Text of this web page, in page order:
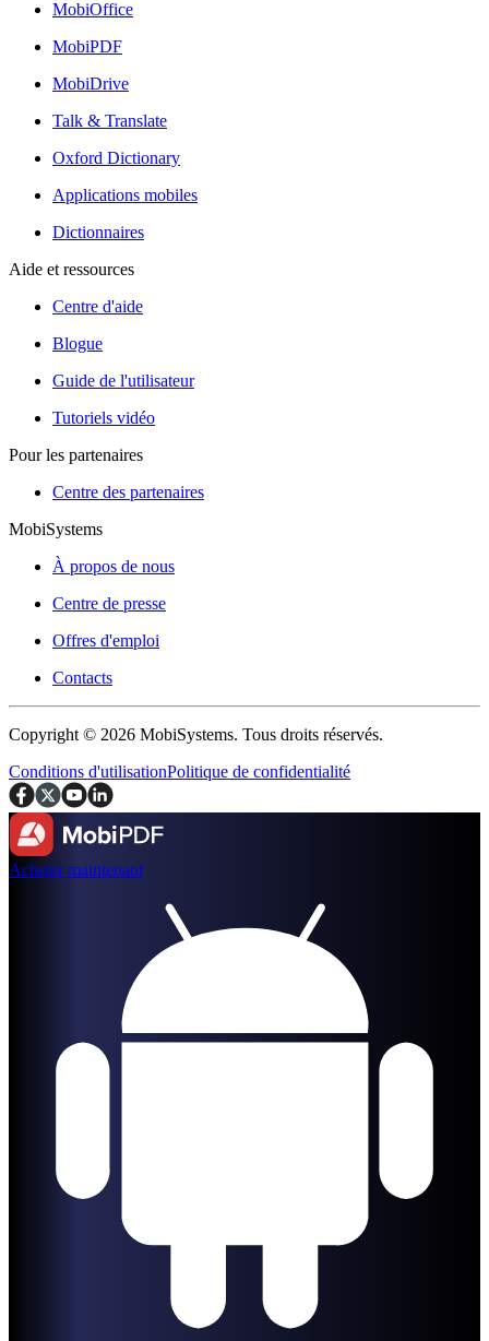
MobiOffice
MobiPDF
MobiDrive
Talk & Translate
Oxford Dictionary
Applications mobiles
Dictionnaires
Aide et ressources
Centre d'aide
Blogue
Guide de l'utilisateur
Tutoriels vidéo
Pour les partenaires
Centre des partenaires
MobiSystems
À propos de nous
Centre de presse
Offres d'emploi
Contacts
Copyright © 2026 MobiSystems. Tous droits réservés.
Conditions d'utilisationPolitique de confidentialité
Acheter maintenant